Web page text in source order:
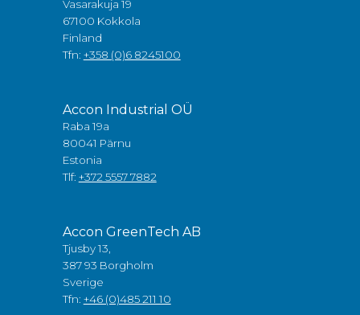
Vasarakuja 19
67100 Kokkola
Finland
Tfn: +358 (0)6 8245100
Accon Industrial OÜ
Raba 19a
80041 Pärnu
Estonia
Tlf: +372 5557 7882
Accon GreenTech AB
Tjusby 13,
387 93 Borgholm
Sverige
Tfn: +46 (0)485 211 10